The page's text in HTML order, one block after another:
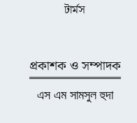
টার্মস
প্রকাশক ও সম্পাদক
এস এম সামসুল হুদা